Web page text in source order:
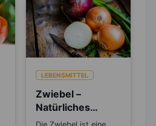
LEBENSMITTEL
Zwiebel –
Natürliches
Antibiotikum und